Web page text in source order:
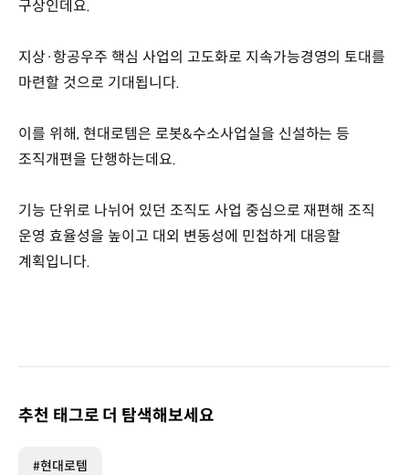
구상인데요.
지상·항공우주 핵심 사업의 고도화로 지속가능경영의 토대를
마련할 것으로 기대됩니다.
이를 위해, 현대로템은 로봇&수소사업실을 신설하는 등
조직개편을 단행하는데요.
기능 단위로 나뉘어 있던 조직도 사업 중심으로 재편해 조직
운영 효율성을 높이고 대외 변동성에 민첩하게 대응할
계획입니다.
추천 태그로 더 탐색해보세요
#현대로템